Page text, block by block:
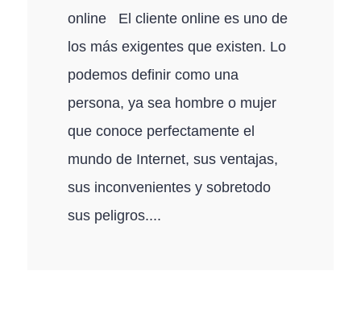
online El cliente online es uno de
los más exigentes que existen. Lo
podemos definir como una
persona, ya sea hombre o mujer
que conoce perfectamente el
mundo de Internet, sus ventajas,
sus inconvenientes y sobretodo
sus peligros....